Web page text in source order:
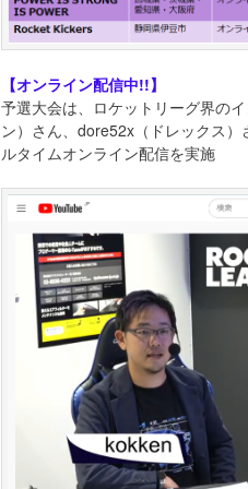
【オンライン配信中!!】
予選大会は、ロケットリーグ界の
ン）さん、dore52x（ドレックス
ルタイムオンライン配信を実施